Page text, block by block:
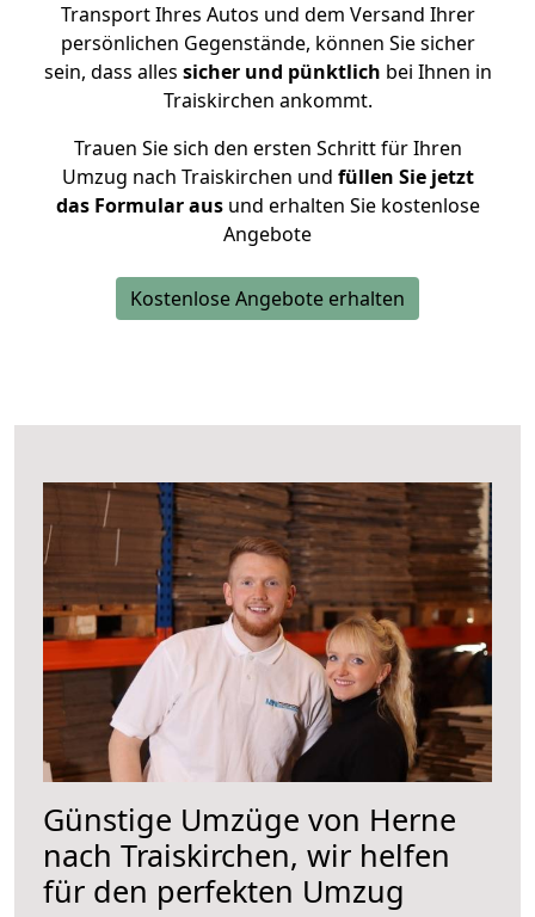
Transport Ihres Autos und dem Versand Ihrer
persönlichen Gegenstände, können Sie sicher
sein, dass alles sicher und pünktlich bei Ihnen in
Traiskirchen ankommt.
Trauen Sie sich den ersten Schritt für Ihren
Umzug nach Traiskirchen und füllen Sie jetzt
das Formular ausund erhalten Sie kostenlose
Angebote
Kostenlose Angebote erhalten
Günstige Umzüge von Herne
nach Traiskirchen, wir helfen
für den perfekten Umzug